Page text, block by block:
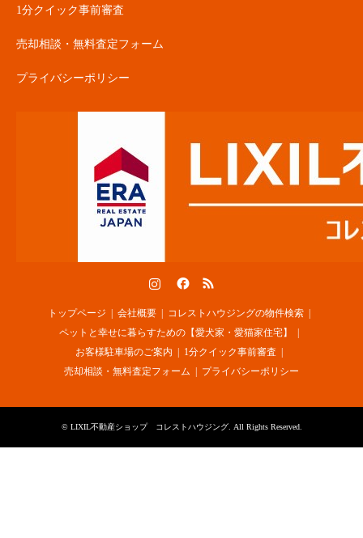
1分クイック事前審査
売却相談・無料査定フォーム
プライバシーポリシー
トップページ 会社概要
コレストハウジングの物件検索
ペットと幸せに暮らすための【愛犬家・愛猫家住宅】
お客様駐車場のご案内
1分クイック事前審査
売却相談・無料査定フォーム
プライバシーポリシー
© LIXIL不動産ショップ コレストハウジング. All Rights Reserved.